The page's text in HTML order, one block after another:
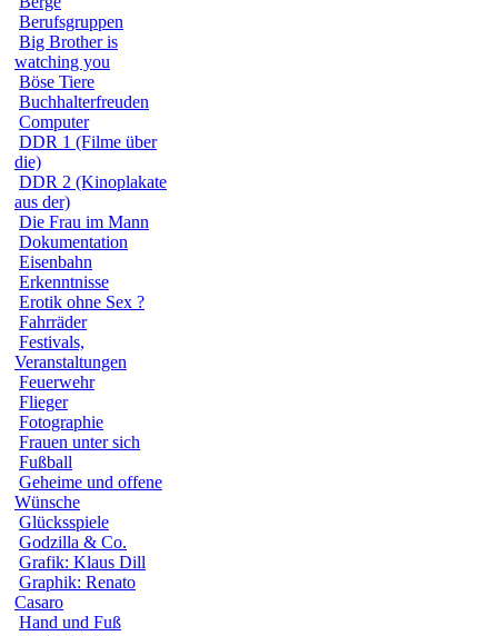
Berufsgruppen
Big Brother is
watching you
Böse Tiere
Buchhalterfreuden
Computer
DDR 1 (Filme über
die)
DDR 2 (Kinoplakate
aus der)
Die Frau im Mann
Dokumentation
Eisenbahn
Erkenntnisse
Erotik ohne Sex ?
Fahrräder
Festivals,
Veranstaltungen
Feuerwehr
Flieger
Fotographie
Frauen unter sich
Fußball
Geheime und offene
Wünsche
Glücksspiele
Godzilla & Co.
Grafik: Klaus Dill
Graphik: Renato
Casaro
Hand und Fuß